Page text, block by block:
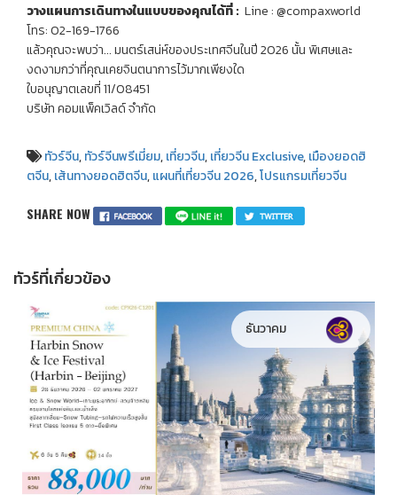
วางแผนการเดินทางในแบบของคุณได้ที่: Line : @compaxworld
โทร: 02-169-1766
แล้วคุณจะพบว่า... มนตร์เสน่ห์ของประเทศจีนในปี 2026 นั้น พิเศษและ
งดงามกว่าที่คุณเคยจินตนาการไว้มากเพียงใด
ใบอนุญาตเลขที่ 11/08451
บริษัท คอมแพ็คเวิลด์ จำกัด
ทัวร์จีน,ทัวร์จีนพรีเมี่ยม,เที่ยวจีน,เที่ยวจีน Exclusive,เมืองยอดฮิ
ตจีน,เส้นทางยอดฮิตจีน,แผนที่เที่ยวจีน 2026,โปรแกรมเที่ยวจีน
SHARE NOW
ทัวร์ที่เกี่ยวข้อง
ธันวาคม